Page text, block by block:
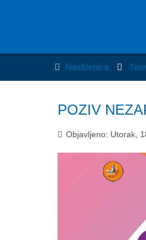
Naslovnica
POZIV
Objavljeno: Utorak,